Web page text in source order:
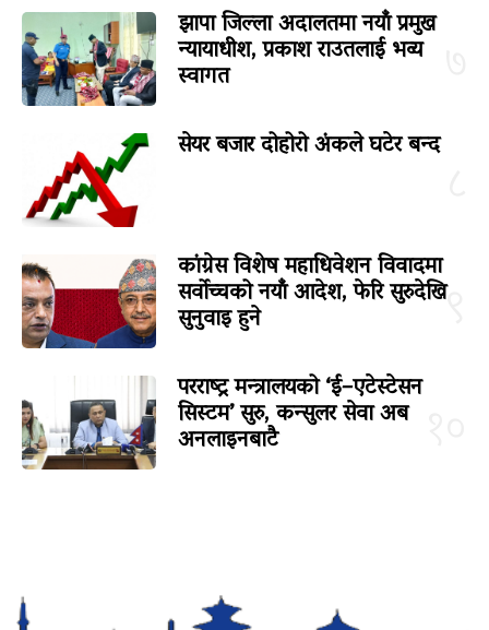
झापा जिल्ला अदालतमा नयाँ प्रमुख
न्यायाधीश, प्रकाश राउतलाई भव्य
स्वागत
सेयर बजार दोहोरो अंकले घटेर बन्द
९
कांग्रेस विशेष महाधिवेशन विवादमा
सर्वोच्चको नयाँ आदेश, फेरि सुरुदेखि
सुनुवाइ हुने
परराष्ट्र मन्त्रालयको ‘ई–एटेस्टेसन
सिस्टम’ सुरु, कन्सुलर सेवा अब
अनलाइनबाटै